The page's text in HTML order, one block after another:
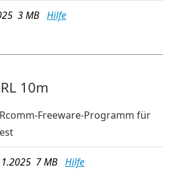
3 MB Hilfe
10m
Freeware-Programm für
7 MB Hilfe